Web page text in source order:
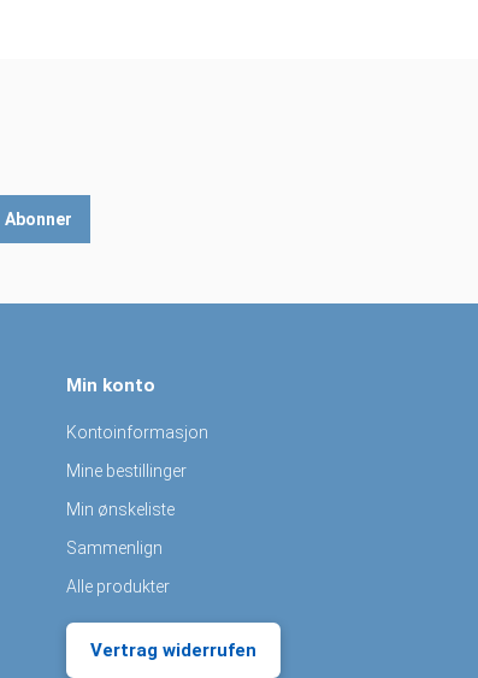
Abonner
Min konto
Kontoinformasjon
Mine bestillinger
Min ønskeliste
Sammenlign
Alle produkter
Vertrag widerrufen